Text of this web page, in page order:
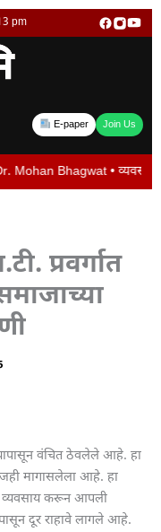
pm
E-paper Join Us
• व्यवस्थापकीय
प्रवर्गात
वंचित ठेवलेले आहे. हा
मागासलेला आहे. हा
करून आपली
दूर राहावे लागले आहे.